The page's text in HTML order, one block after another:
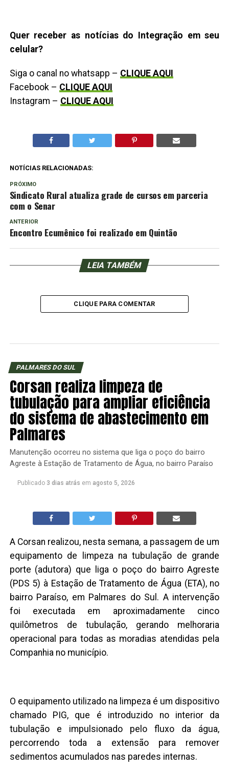
Quer receber as notícias do Integração em seu
celular?
Siga o canal no whatsapp – CLIQUE AQUI
Facebook – CLIQUE AQUI
Instagram – CLIQUE AQUI
NOTÍCIAS RELACIONADAS:
PRÓXIMO
Sindicato Rural atualiza grade de cursos em parceria
com o Senar
ANTERIOR
Encontro Ecumênico foi realizado em Quintão
LEIA TAMBÉM
CLIQUE PARA COMENTAR
PALMARES DO SUL
Corsan realiza limpeza de
tubulação para ampliar eficiência
do sistema de abastecimento em
Palmares
Manutenção ocorreu no sistema que liga o poço do bairro
Agreste à Estação de Tratamento de Água, no bairro Paraíso
Publicado 3 dias atrás em agosto 5, 2026
A Corsan realizou, nesta semana, a passagem de um
equipamento de limpeza na tubulação de grande
porte (adutora) que liga o poço do bairro Agreste
(PDS 5) à Estação de Tratamento de Água (ETA), no
bairro Paraíso, em Palmares do Sul. A intervenção
foi executada em aproximadamente cinco
quilômetros de tubulação, gerando melhoraria
operacional para todas as moradias atendidas pela
Companhia no município.
O equipamento utilizado na limpeza é um dispositivo
chamado PIG, que é introduzido no interior da
tubulação e impulsionado pelo fluxo da água,
percorrendo toda a extensão para remover
sedimentos acumulados nas paredes internas.